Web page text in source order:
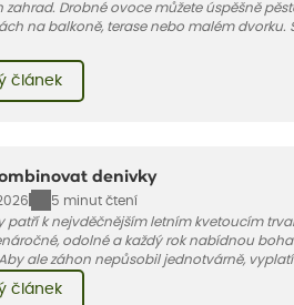
zahrad. Drobné ovoce můžete úspěšně
na balkoně, terase nebo malém dvorku.
pravidel. V tomto článku vám
článek
denivky
5 minut čtení
patří k nejvděčnějším letním kvetoucím
odolné a každý rok nabídnou
ale záhon nepůsobil jednotvárně, vyplatí
sousedy. V dnešním článku vám
trvalkami a travinami denivky nejlépe ladí.
článek